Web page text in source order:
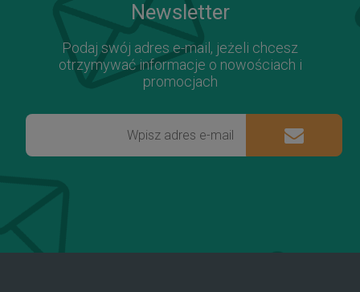
Newsletter
Podaj swój adres e-mail, jeżeli chcesz
otrzymywać informacje o nowościach i
promocjach